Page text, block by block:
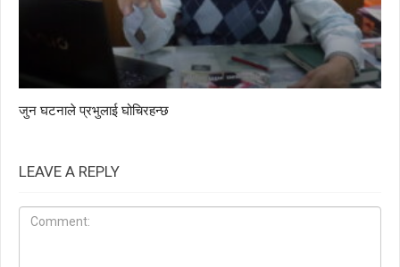
जुन घटनाले प्रभुलाई घोचिरहन्छ
LEAVE A REPLY